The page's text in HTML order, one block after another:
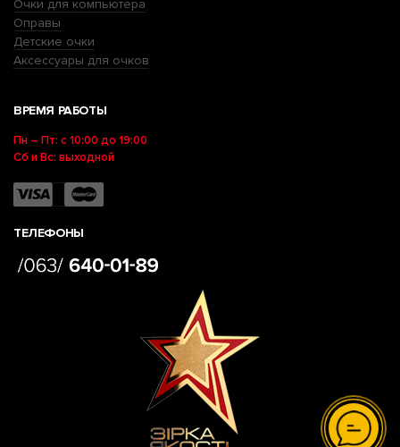
Очки для компьютера
Оправы
Детские очки
Аксессуары для очков
ВРЕМЯ РАБОТЫ
Пн – Пт: с 10:00 до 19:00
Сб и Вс: выходной
ТЕЛЕФОНЫ